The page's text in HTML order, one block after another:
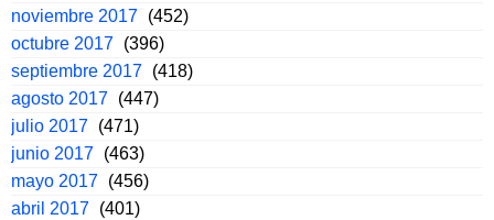
noviembre 2017 (452)
octubre 2017 (396)
septiembre 2017 (418)
agosto 2017 (447)
julio 2017 (471)
junio 2017 (463)
mayo 2017 (456)
abril 2017 (401)